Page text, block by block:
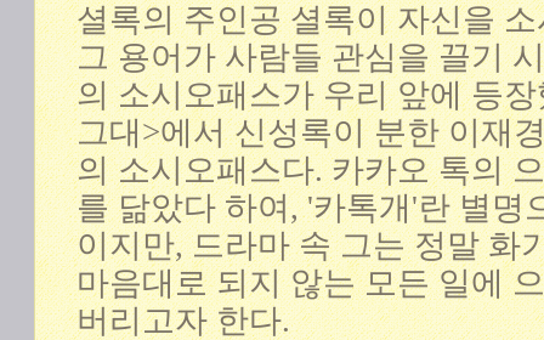
셜록의 주인공 셜록이 자신을
그 용어가 사람들 관심을 끌기
의 소시오패스가 우리 앞에 등
그대>에서 신성록이 분한 이재
의 소시오패스다. 카카오 톡의
를 닮았다 하여, '카톡개'란 별명
이지만, 드라마 속 그는 정말 화
마음대로 되지 않는 모든 일에
버리고자 한다.